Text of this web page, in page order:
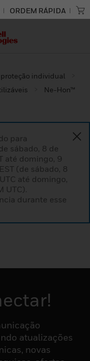
ORDEM RÁPIDA
individual
Ne-Hon™
para
sábado, 8 de
até domingo, 9
(de sábado, 8
até domingo,
UTC).
durante esse
atualizações
novas